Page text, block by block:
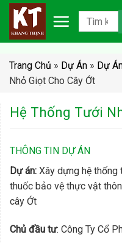
Chuyển
nội
Trang Chủ » Dự Án » Dự
Nhỏ Giọt Cho Cây Ớt
Hệ Thống Tưới
THÔNG TIN DỰ ÁN
Dự án: Xây dựng hệ thống
thuốc bảo vệ thực vật
cây Ớt
Chủ đầu tư: Công Ty Cổ